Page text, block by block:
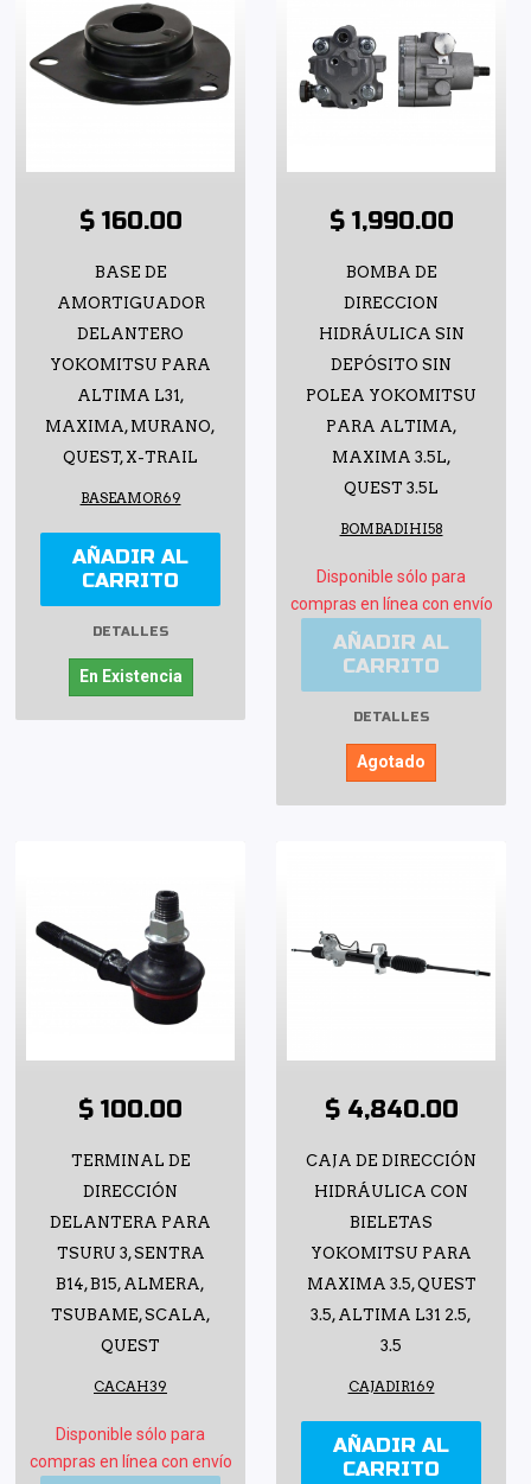
$ 160.00
BASE DE
AMORTIGUADOR
DELANTERO
YOKOMITSU PARA
ALTIMA L31,
MAXIMA, MURANO,
QUEST, X-TRAIL
BASEAMOR69
AÑADIR AL
CARRITO
DETALLES
En Existencia
$ 1,990.00
BOMBA DE
DIRECCION
HIDRÁULICA SIN
DEPÓSITO SIN
POLEA YOKOMITSU
PARA ALTIMA,
MAXIMA 3.5L,
QUEST 3.5L
BOMBADIHI58
Disponible sólo para
compras en línea con envío
AÑADIR AL
CARRITO
DETALLES
Agotado
$ 100.00
TERMINAL DE
DIRECCIÓN
DELANTERA PARA
TSURU 3, SENTRA
B14, B15, ALMERA,
TSUBAME, SCALA,
QUEST
CACAH39
Disponible sólo para
compras en línea con envío
$ 4,840.00
CAJA DE DIRECCIÓN
HIDRÁULICA CON
BIELETAS
YOKOMITSU PARA
MAXIMA 3.5, QUEST
3.5, ALTIMA L31 2.5,
3.5
CAJADIR169
AÑADIR AL
CARRITO